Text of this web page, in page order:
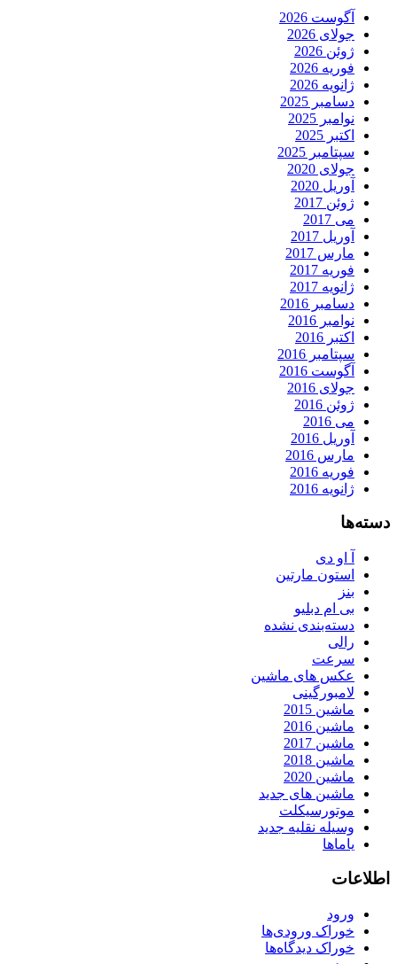
آگوست 2026
جولای 2026
ژوئن 2026
فوریه 2026
ژانویه 2026
دسامبر 2025
نوامبر 2025
اکتبر 2025
سپتامبر 2025
جولای 2020
آوریل 2020
ژوئن 2017
می 2017
آوریل 2017
مارس 2017
فوریه 2017
ژانویه 2017
دسامبر 2016
نوامبر 2016
اکتبر 2016
سپتامبر 2016
آگوست 2016
جولای 2016
ژوئن 2016
می 2016
آوریل 2016
مارس 2016
فوریه 2016
ژانویه 2016
دسته‌ها
آ او دی
استون مارتین
بنز
بی ام دبلیو
دسته‌بندی نشده
رالی
سرعت
عکس های ماشین
لامبورگینی
ماشین 2015
ماشین 2016
ماشین 2017
ماشین 2018
ماشین 2020
ماشین های جدید
موتورسیکلت
وسیله نقلیه جدید
یاماها
اطلاعات
ورود
خوراک ورودی‌ها
خوراک دیدگاه‌ها